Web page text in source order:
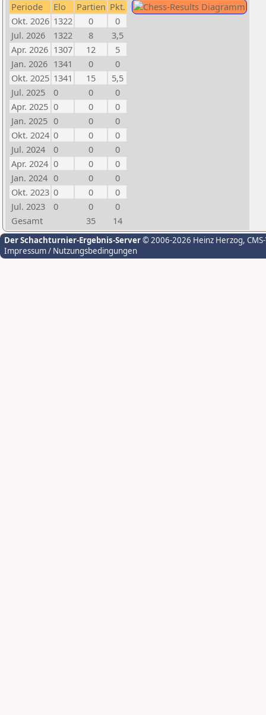
Periode Elo Partien Pkt.
Okt. 2026 1322 0
0
Jul. 2026
1322 8
3,5
Apr. 2026 1307 12
5
Jan. 2026 1341 0
0
Okt. 2025 1341 15
5,5
Jul. 2025
0 0
0
Apr. 2025 0 0
0
Jan. 2025 0 0
0
Okt. 2024 0 0
0
Jul. 2024
0 0
0
Apr. 2024 0 0
0
Jan. 2024 0 0
0
Okt. 2023 0 0
0
Jul. 2023
0 0
0
Gesamt
35 14
Der Schachturnier-Ergebnis-Server© 2006-2026 Heinz Herzog,
Impressum / Nutzungsbedingungen